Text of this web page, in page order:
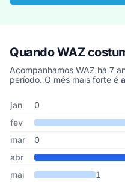
Quando WAZ
Acompanhamos WAZ há 7
período. O mês mais forte é
Cupons de WAZ publicados
Mês Cupons publicados
jan
0
fev
mar
0
abr
mai
1